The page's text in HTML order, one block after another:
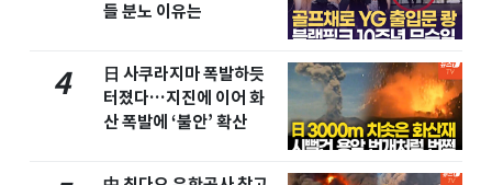
들 분노 이유는
4
日 사쿠라지마 폭발하듯
터졌다…지진에 이어 화
산 폭발에 ‘불안’ 확산